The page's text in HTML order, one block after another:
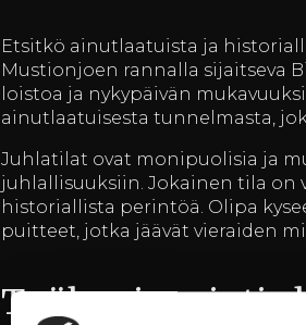
Etsitkö ainutlaatuista ja
Mustionjoen rannalla sijaitseva
loistoa ja nykypäivän
ainutlaatuisesta tunnelmasta,
Juhlatilat ovat monipuolisia ja
juhlallisuuksiin. Jokainen tila on
historiallista perintöä. Olipa
puitteet, jotka jäävät vieraiden
Työhyvinvointia